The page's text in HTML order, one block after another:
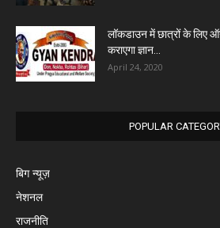
लॉकडाउन में छात्रों के लिए
कराएगा ज्ञान...
April 24, 2020
POPULAR
बिग न्यूज़
नेशनल
राजनीति